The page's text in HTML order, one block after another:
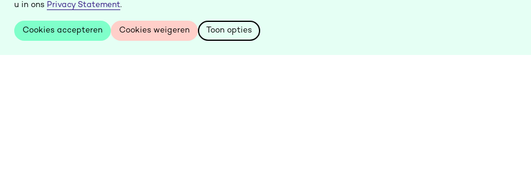
u in ons Privacy Statement.
Cookies accepteren
Cookies accepteren
Cookies weigeren
Cookies weigeren
Toon opties
Toon opties